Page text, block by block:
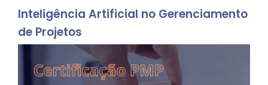
Inteligência Artificial no Gerenciamento
de Projetos